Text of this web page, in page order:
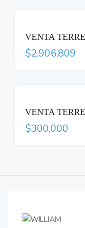
$2,906,809
$300,000